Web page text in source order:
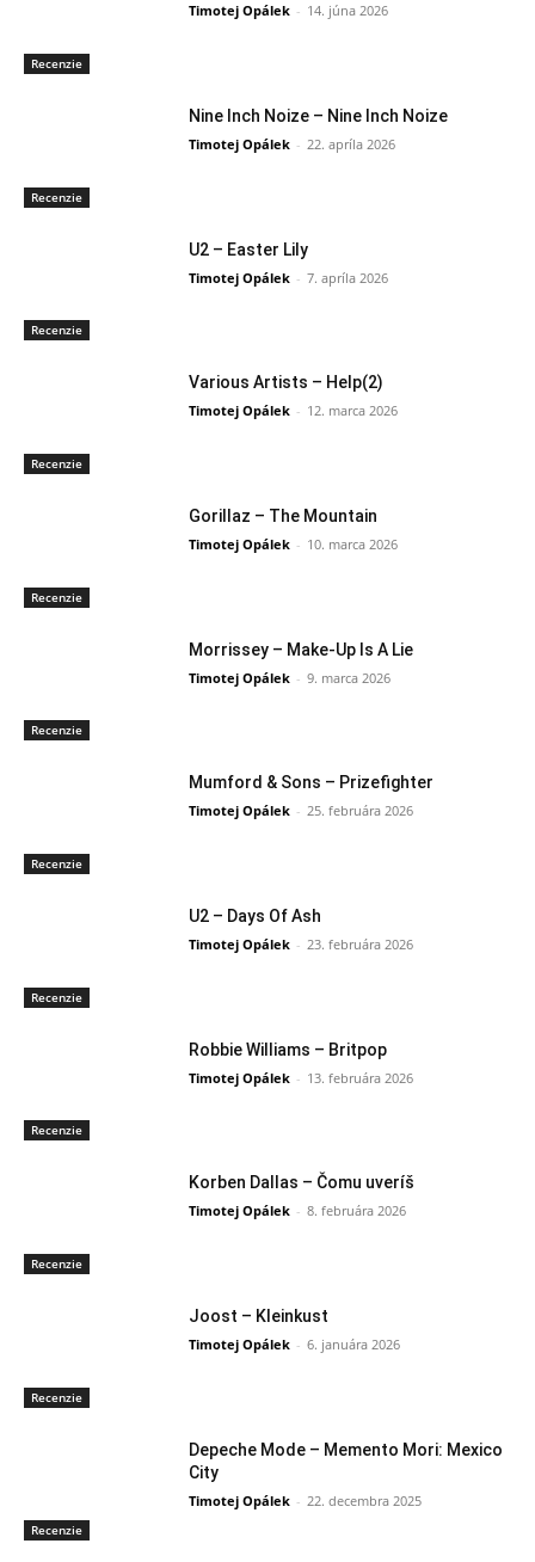
Recenzie
Timotej Opálek - 14. júna 2026
Recenzie
Nine Inch Noize – Nine Inch Noize
Timotej Opálek - 22. apríla 2026
Recenzie
U2 – Easter Lily
Timotej Opálek - 7. apríla 2026
Recenzie
Various Artists – Help(2)
Timotej Opálek - 12. marca 2026
Recenzie
Gorillaz – The Mountain
Timotej Opálek - 10. marca 2026
Recenzie
Morrissey – Make-Up Is A Lie
Timotej Opálek - 9. marca 2026
Recenzie
Mumford & Sons – Prizefighter
Timotej Opálek - 25. februára 2026
Recenzie
U2 – Days Of Ash
Timotej Opálek - 23. februára 2026
Recenzie
Robbie Williams – Britpop
Timotej Opálek - 13. februára 2026
Recenzie
Korben Dallas – Čomu uveríš
Timotej Opálek - 8. februára 2026
Recenzie
Joost – Kleinkust
Timotej Opálek - 6. januára 2026
Recenzie
Depeche Mode – Memento Mori: Mexico
City
Timotej Opálek - 22. decembra 2025